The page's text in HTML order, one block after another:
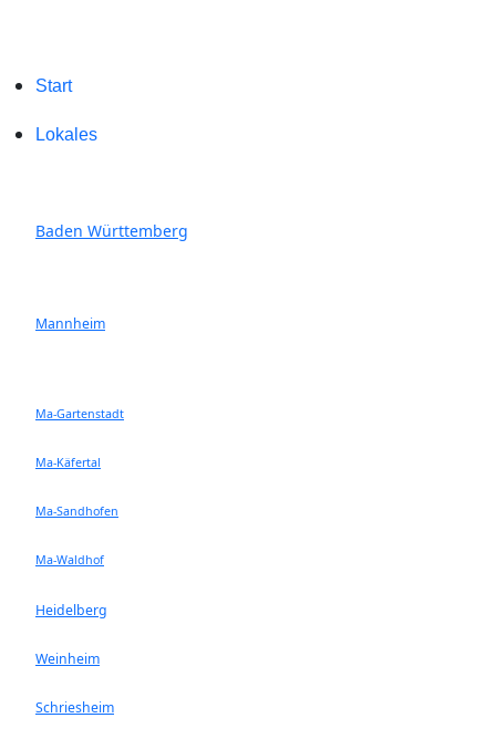
Start
Lokales
Baden Württemberg
Mannheim
Ma-Gartenstadt
Ma-Käfertal
Ma-Sandhofen
Ma-Waldhof
Heidelberg
Weinheim
Schriesheim